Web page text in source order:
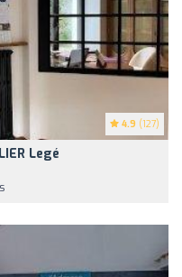
4.9 (127)
Legé